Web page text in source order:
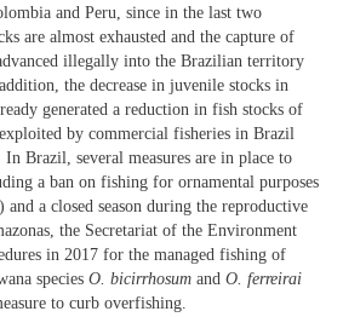
and Peru, since in the last two
are almost exhausted and the capture of
illegally into the Brazilian territory
the decrease in juvenile stocks in
generated a reduction in fish stocks of
by commercial fisheries in Brazil
In Brazil, several measures are in place to
a ban on fishing for ornamental purposes
a closed season during the reproductive
the Secretariat of the Environment
in 2017 for the managed fishing of
species O. bicirrhosum and O. ferreirai
to curb overfishing.